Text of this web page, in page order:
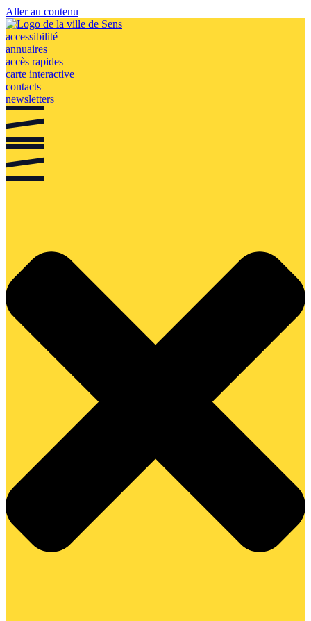
Aller au contenu
accessibilité
annuaires
accès rapides
carte interactive
contacts
newsletters